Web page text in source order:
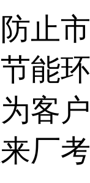
止
能
客
厂